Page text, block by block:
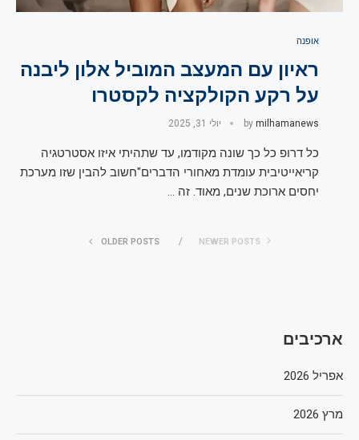
אופנה
ראיון עם המעצב המוביל אלון ליבנה
על רקע הקולקציה לקסטרו
by milhamanews יולי 31, 2025
כל דרופ כל כך שונה מקודמו, עד שתהיתי איזו אסטרטגיה
קריאייטיבית עומדת מאחורי הדברים"חשוב להבין שזו מערכת
יחסים ארוכת שנים, מאוד. זה …
NEWER POSTS
OLDER POSTS
ארכיבים
אפריל 2026
מרץ 2026